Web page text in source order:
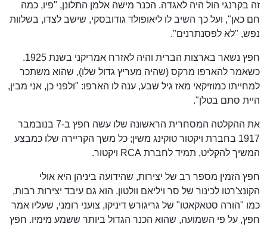
זה בקרנגי הול היה לאגדה. הכנר מישה אלמן התלונן, "פיו, כמה
חם כאן", ועל כך השיב לו ליאופולד גודובסקי, שישב לצדו, בשלוות
נפש, "לא לפסנתרנים".
חפץ נשאר בארצות הברית והיה לאזרח אמריקני בשנת 1925.
כשאמר להארפו מרקס (שהיה מעריץ גדול שלו), שהוא משתכר
למחייתו כמוזיקאי מאז גיל שבע, ענה לו הארפו: "ולפני כן, אני מבין,
היית סתם בטלן".
את ההקלטה המסחרית הראשונה שלו עשה חפץ ב-7 בנובמבר
1917 בחברת ויקטור טוקינג משין; כל משך הקריירה שלו כמבצע
המשיך להקליט, תמיד לחברת RCA ויקטור.
חפץ הזמין מספר רב של יצירות, שהידועה ביניהן היא אולי
הקונצ'רטו לכינור של סר ויליאם וולטון. הוא גם עיבד יצירות רבות,
כמו "הורה סטאקאטו" של גריגורש דיניקו, צועני רומני, שעליו אמר
חפץ, על פי השמועה, שהוא הכנר הגדול ביותר ששמע מימיו. חפץ